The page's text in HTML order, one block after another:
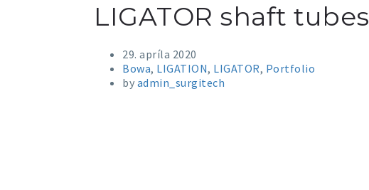
LIGATOR shaft tubes
29. apríla 2020
Bowa, LIGATION, LIGATOR, Portfolio
by admin_surgitech